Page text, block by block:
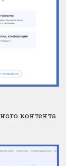
контента